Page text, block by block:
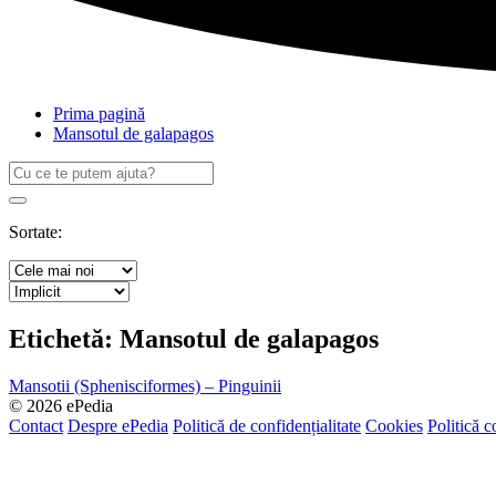
Prima pagină
Mansotul de galapagos
Caută
după:
Search
Sortate:
Etichetă: Mansotul de galapagos
Mansotii (Sphenisciformes) – Pinguinii
© 2026 ePedia
Contact Despre ePedia Politică de confidențialitate Cookies Politică